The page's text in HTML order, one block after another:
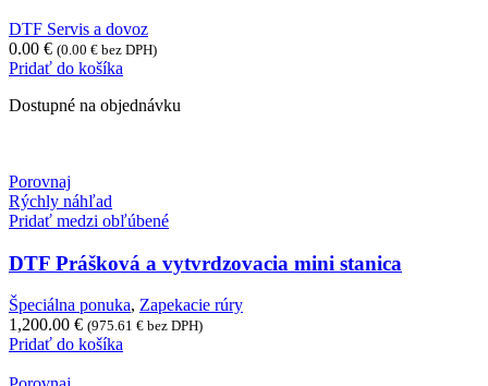
DTF Servis a dovoz
0.00 € (0.00 € bez DPH)
Pridať do košíka
Dostupné na objednávku
Porovnaj
Rýchly náhľad
Pridať medzi obľúbené
DTF Prášková a vytvrdzovacia mini stanica
Špeciálna ponuka, Zapekacie rúry
1,200.00 € (975.61 € bez DPH)
Pridať do košíka